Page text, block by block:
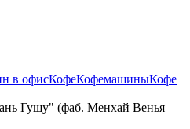
в офисКофеКофемашиныКофе
Гушу" (фаб. Менхай Венья